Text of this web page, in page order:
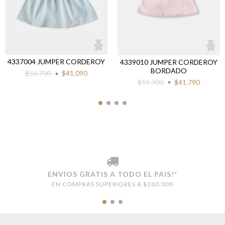
4337004 JUMPER CORDEROY
$58.700
$41.090
4339010 JUMPER CORDEROY
BORDADO
$59.700
$41.790
ENVÍOS GRATIS A TODO EL PAIS!*
EN COMPRAS SUPERIORES A $200.000